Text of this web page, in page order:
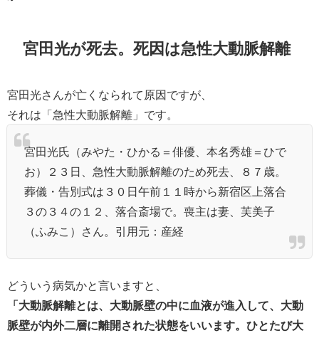
宮田光が死去。死因は急性大動脈解離
宮田光さんが亡くなられて原因ですが、
それは「急性大動脈解離」です。
宮田光氏（みやた・ひかる＝俳優、本名秀雄＝ひで
お）２３日、急性大動脈解離のため死去、８７歳。
葬儀・告別式は３０日午前１１時から新宿区上落合
３の３４の１２、落合斎場で。喪主は妻、芙美子
（ふみこ）さん。引用元：産経
どういう病気かと言いますと、
「大動脈解離とは、大動脈壁の中に血液が進入して、大動
脈壁が内外二層に離開された状態をいいます。ひとたび大